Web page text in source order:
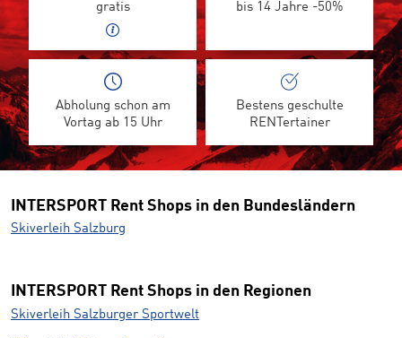
gratis
bis 14 Jahre -50%
Abholung schon am
Vortag ab 15 Uhr
Bestens geschulte
RENTertainer
INTERSPORT Rent Shops in den Bundesländern
Skiverleih Salzburg
INTERSPORT Rent Shops in den Regionen
Skiverleih Salzburger Sportwelt